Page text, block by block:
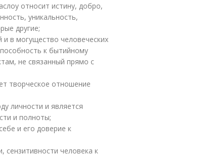
относит истину, добро,
уникальность,
другие;
и в могущество человеческих
к бытийному
не связанный прямо с
творческое отношение
личности и является
и полноты;
и его доверие к
сензитивности человека к